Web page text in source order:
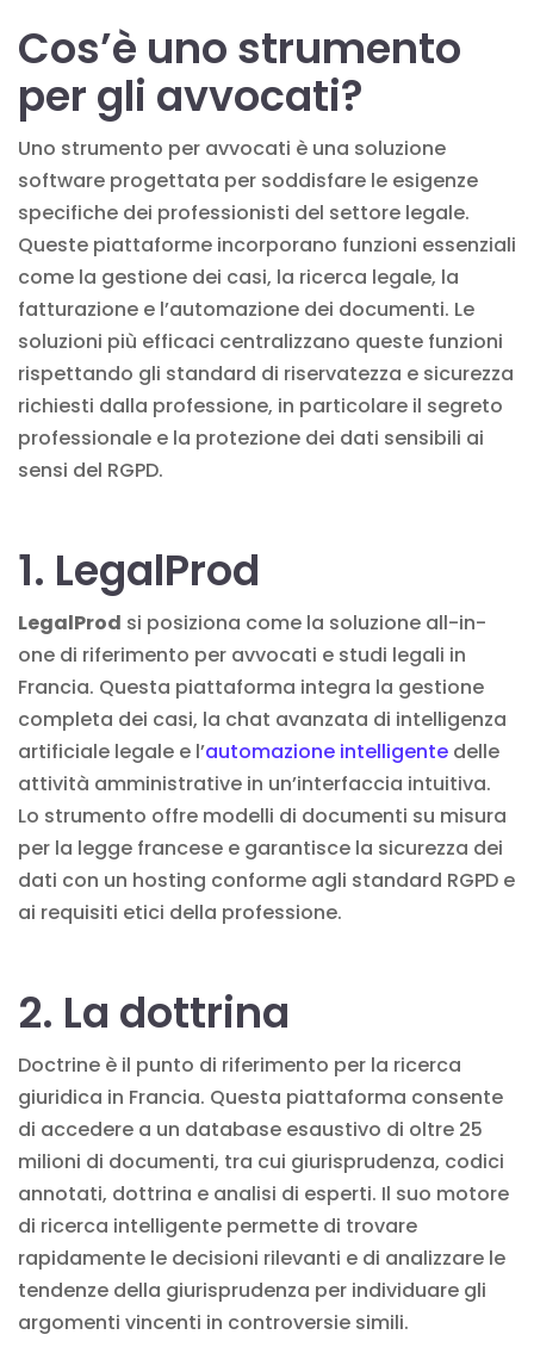
Cos’è uno strumento
per gli avvocati?
Uno strumento per avvocati è una soluzione
software progettata per soddisfare le esigenze
specifiche dei professionisti del settore legale.
Queste piattaforme incorporano funzioni essenziali
come la gestione dei casi, la ricerca legale, la
fatturazione e l’automazione dei documenti. Le
soluzioni più efficaci centralizzano queste funzioni
rispettando gli standard di riservatezza e sicurezza
richiesti dalla professione, in particolare il segreto
professionale e la protezione dei dati sensibili ai
sensi del RGPD.
1. LegalProd
LegalProd si posiziona come la soluzione all-in-
one di riferimento per avvocati e studi legali in
Francia. Questa piattaforma integra la gestione
completa dei casi, la chat avanzata di intelligenza
artificiale legale e l’automazione intelligente delle
attività amministrative in un’interfaccia intuitiva.
Lo strumento offre modelli di documenti su misura
per la legge francese e garantisce la sicurezza dei
dati con un hosting conforme agli standard RGPD e
ai requisiti etici della professione.
2. La dottrina
Doctrine è il punto di riferimento per la ricerca
giuridica in Francia. Questa piattaforma consente
di accedere a un database esaustivo di oltre 25
milioni di documenti, tra cui giurisprudenza, codici
annotati, dottrina e analisi di esperti. Il suo motore
di ricerca intelligente permette di trovare
rapidamente le decisioni rilevanti e di analizzare le
tendenze della giurisprudenza per individuare gli
argomenti vincenti in controversie simili.